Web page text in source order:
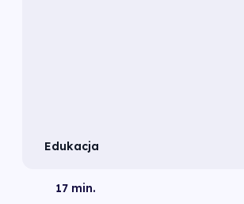
Edukacja
17 min.